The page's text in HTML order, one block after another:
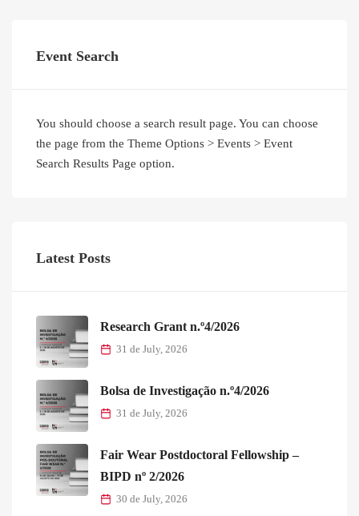
Event Search
You should choose a search result page. You can choose
the page from the Theme Options > Events > Event
Search Results Page option.
Latest Posts
Research Grant n.º4/2026
31 de July, 2026
Bolsa de Investigação n.º4/2026
31 de July, 2026
Fair Wear Postdoctoral Fellowship –
BIPD nº 2/2026
30 de July, 2026